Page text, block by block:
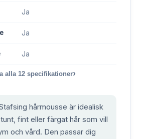
Ja
Ja
Ja
alla 12 specifikationer›
hårmousse är idealisk
fint eller färgat hår som vill
och vård. Den passar dig